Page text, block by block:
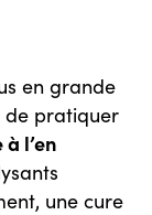
en grande
de pratiquer
l’en
une cure